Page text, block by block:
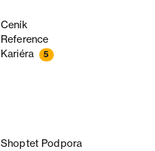
Ceník
Reference
Kariéra 5
Shoptet Podpora